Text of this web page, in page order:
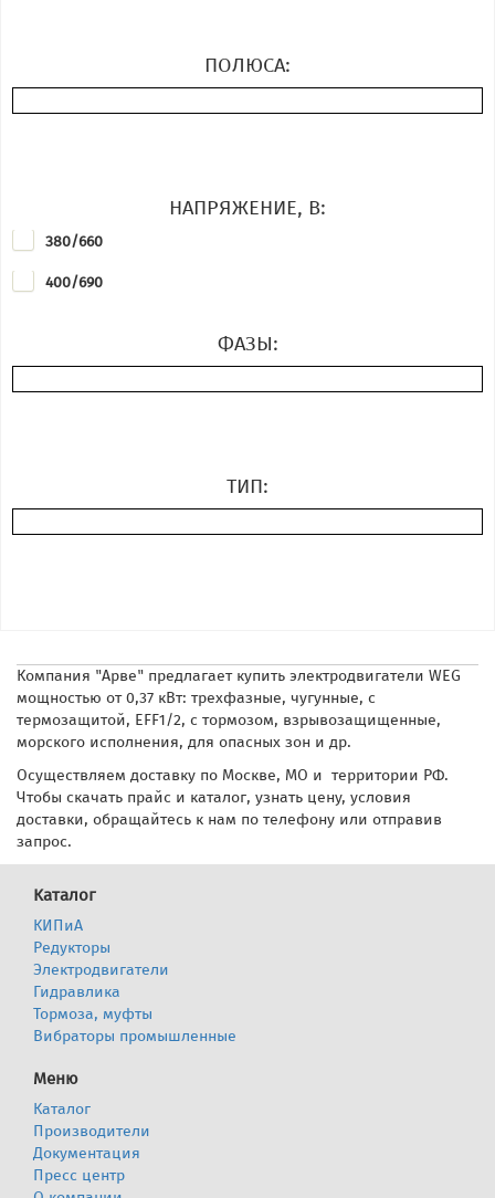
ПОЛЮСА:
НАПРЯЖЕНИЕ, В:
380/660
400/690
ФАЗЫ:
ТИП:
Компания "Арве" предлагает купить электродвигатели WEG
мощностью от 0,37 кВт: трехфазные, чугунные, с
термозащитой, EFF1/2, с тормозом, взрывозащищенные,
морского исполнения, для опасных зон и др.
Осуществляем доставку по Москве, МО и территории РФ.
Чтобы скачать прайс и каталог, узнать цену, условия
доставки, обращайтесь к нам по телефону или отправив
запрос.
Каталог
КИПиА
Редукторы
Электродвигатели
Гидравлика
Тормоза, муфты
Вибраторы промышленные
Меню
Каталог
Производители
Документация
Пресс центр